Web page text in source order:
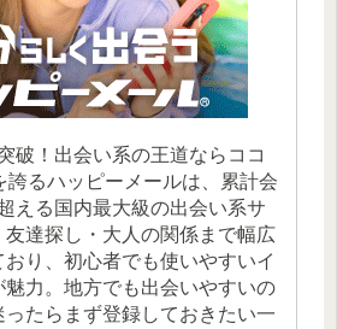
破！出会い系の王道ならココ
誇るハッピーメールは、累計会
える国内最大級の出会い系サ
友達探し・大人の関係まで幅広
り、初心者でも使いやすいイ
魅力。地方でも出会いやすいの
ったらまず登録しておきたい一